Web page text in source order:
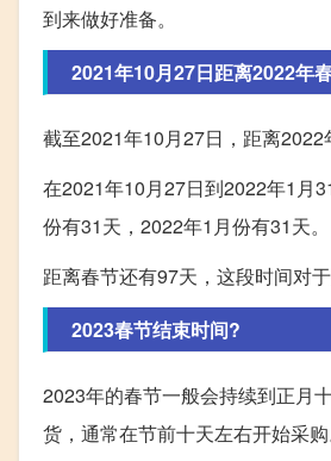
到来做好准备。
2021年10月27日距离2022年
截至2021年10月27日，距离2022
在2021年10月27日到2022年1月
份有31天，2022年1月份有31天。
距离春节还有97天，这段时间对
2023春节结束时间?
2023年的春节一般会持续到正月
货，通常在节前十天左右开始采